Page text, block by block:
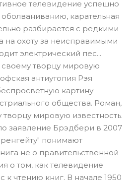
телевидение успешно
карательная
разбирается с редкими
на охоту за неисправимыми
электрический пес...
творцу мировую
антиутопия Рэя
картину
общества. Роман,
мировую известность.
заявление Брэдбери в 2007
понимают
не о правительственной
о том, как телевидение
к чтению книг. В начале 1950